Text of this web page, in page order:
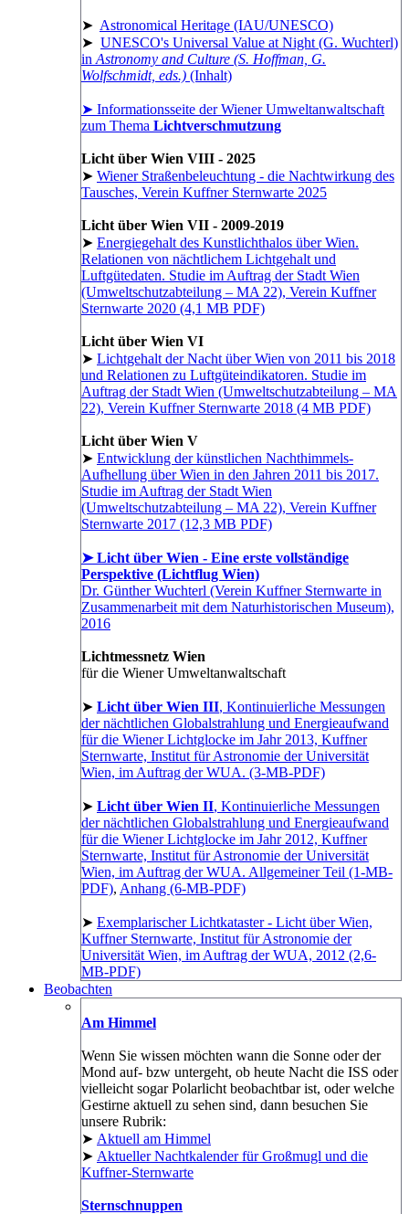
➤ Astronomical Heritage (IAU/UNESCO)
➤ UNESCO's Universal Value at Night (G. Wuchterl)
in Astronomy and Culture (S. Hoffman, G.
Wolfschmidt, eds.) (Inhalt)
➤ Informationsseite der Wiener Umweltanwaltschaft
zum Thema Lichtverschmutzung
Licht über Wien VIII - 2025
➤ Wiener Straßenbeleuchtung - die Nachtwirkung des
Tausches, Verein Kuffner Sternwarte 2025
Licht über Wien VII - 2009-2019
➤ Energiegehalt des Kunstlichthalos über Wien.
Relationen von nächtlichem Lichtgehalt und
Luftgütedaten. Studie im Auftrag der Stadt Wien
(Umweltschutzabteilung – MA 22), Verein Kuffner
Sternwarte 2020 (4,1 MB PDF)
Licht über Wien VI
➤ Lichtgehalt der Nacht über Wien von 2011 bis 2018
und Relationen zu Luftgüteindikatoren. Studie im
Auftrag der Stadt Wien (Umweltschutzabteilung – MA
22), Verein Kuffner Sternwarte 2018 (4 MB PDF)
Licht über Wien V
➤ Entwicklung der künstlichen Nachthimmels-
Aufhellung über Wien in den Jahren 2011 bis 2017.
Studie im Auftrag der Stadt Wien
(Umweltschutzabteilung – MA 22), Verein Kuffner
Sternwarte 2017 (12,3 MB PDF)
➤ Licht über Wien - Eine erste vollständige
Perspektive (Lichtflug Wien)
Dr. Günther Wuchterl (Verein Kuffner Sternwarte in
Zusammenarbeit mit dem Naturhistorischen Museum),
2016
Lichtmessnetz Wien
für die Wiener Umweltanwaltschaft
➤ Licht über Wien III, Kontinuierliche Messungen
der nächtlichen Globalstrahlung und Energieaufwand
für die Wiener Lichtglocke im Jahr 2013, Kuffner
Sternwarte, Institut für Astronomie der Universität
Wien, im Auftrag der WUA. (3-MB-PDF)
➤ Licht über Wien II, Kontinuierliche Messungen
der nächtlichen Globalstrahlung und Energieaufwand
für die Wiener Lichtglocke im Jahr 2012, Kuffner
Sternwarte, Institut für Astronomie der Universität
Wien, im Auftrag der WUA. Allgemeiner Teil (1-MB-
PDF), Anhang (6-MB-PDF)
➤ Exemplarischer Lichtkataster - Licht über Wien,
Kuffner Sternwarte, Institut für Astronomie der
Universität Wien, im Auftrag der WUA, 2012 (2,6-
MB-PDF)
Beobachten
Am Himmel
Wenn Sie wissen möchten wann die Sonne oder der
Mond auf- bzw untergeht, ob heute Nacht die ISS oder
vielleicht sogar Polarlicht beobachtbar ist, oder welche
Gestirne aktuell zu sehen sind, dann besuchen Sie
unsere Rubrik:
➤ Aktuell am Himmel
➤ Aktueller Nachtkalender für Großmugl und die
Kuffner-Sternwarte
Sternschnuppen